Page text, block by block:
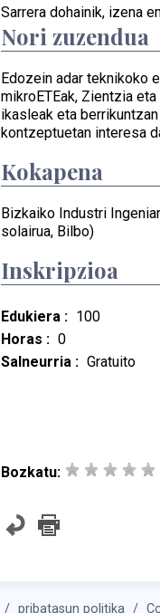
Sarrera dohainik, izena
Nori zuzendua
Edozein adar teknikoko
mikroETEak, Zientzia
ikasleak eta
kontzeptuetan interesa
Kokapena
Bizkaiko Industri
solairua, Bilbo)
Inskripzioa
Edukiera : 100
Horas : 0
Salneurria : Gratuito
Bozkatu:
pribatasun politika